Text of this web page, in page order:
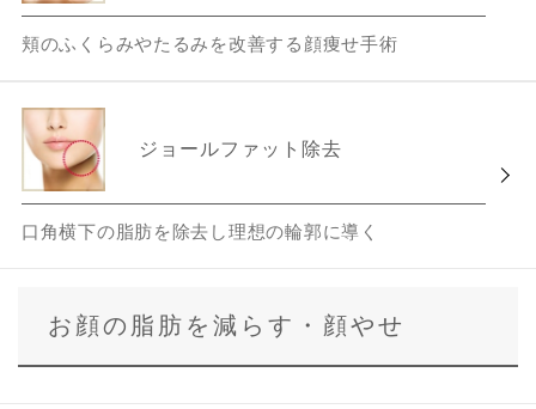
頬のふくらみやたるみを改善する顔痩せ手術
ジョールファット除去
口角横下の脂肪を除去し理想の輪郭に導く
お顔の脂肪を減らす・顔やせ